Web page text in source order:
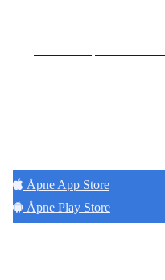
Åpne App Store
Åpne Play Store